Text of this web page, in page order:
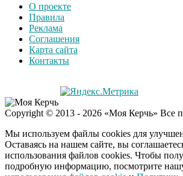
О проекте
Правила
Реклама
Соглашения
Карта сайта
Контакты
Copyright © 2013 - 2026 «Моя Керчь» Все
Мы используем файлы cookies для
Оставаясь на нашем сайте, вы
использования файлов cookies. Чтобы
подробную информацию, посмотрите